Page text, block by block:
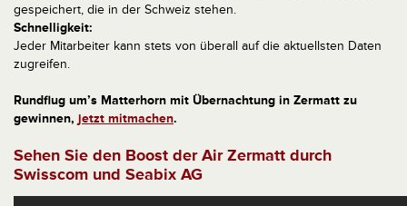
gespeichert, die in der Schweiz stehen.
Schnelligkeit:
Jeder Mitarbeiter kann stets von überall auf die aktuellsten Daten
zugreifen.
Rundflug um’s Matterhorn mit Übernachtung in Zermatt zu
gewinnen, jetzt mitmachen.
Sehen Sie den Boost der Air Zermatt durch
Swisscom und Seabix AG